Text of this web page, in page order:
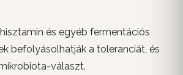
és egyéb fermentációs
befolyásolhatják a toleranciát, és
választ.